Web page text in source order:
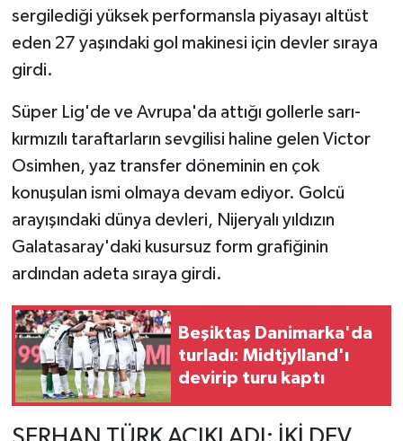
sergilediği yüksek performansla piyasayı altüst
eden 27 yaşındaki gol makinesi için devler sıraya
girdi.
Süper Lig'de ve Avrupa'da attığı gollerle sarı-
kırmızılı taraftarların sevgilisi haline gelen Victor
Osimhen, yaz transfer döneminin en çok
konuşulan ismi olmaya devam ediyor. Golcü
arayışındaki dünya devleri, Nijeryalı yıldızın
Galatasaray'daki kusursuz form grafiğinin
ardından adeta sıraya girdi.
Beşiktaş Danimarka'da
turladı: Midtjylland'ı
devirip turu kaptı
KÜLTÜR SANAT